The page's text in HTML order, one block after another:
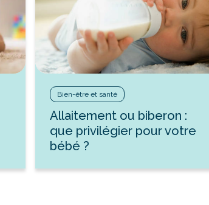
Bien-être et santé
Allaitement ou biberon :
que privilégier pour votre
bébé ?